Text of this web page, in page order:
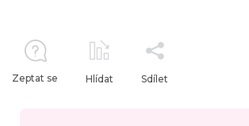
Zeptat se Hlídat Sdílet